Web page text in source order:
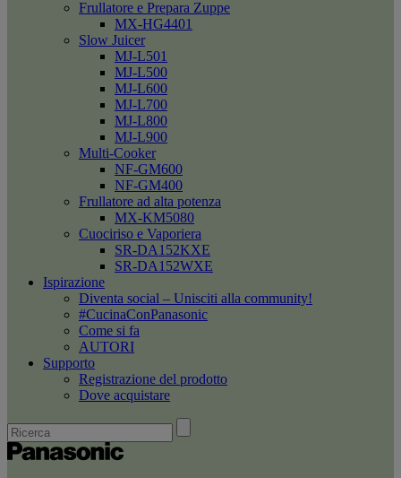
Frullatore e Prepara Zuppe
MX-HG4401
Slow Juicer
MJ-L501
MJ-L500
MJ-L600
MJ-L700
MJ-L800
MJ-L900
Multi-Cooker
NF-GM600
NF-GM400
Frullatore ad alta potenza
MX-KM5080
Cuociriso e Vaporiera
SR-DA152KXE
SR-DA152WXE
Ispirazione
Diventa social – Unisciti alla community!
#CucinaConPanasonic
Come si fa
AUTORI
Supporto
Registrazione del prodotto
Dove acquistare